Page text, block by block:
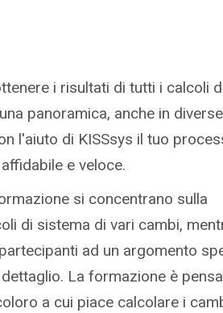
i risultati di tutti i calcoli
panoramica, anche in diverse
l'aiuto di KISSsys il tuo
e veloce.
si concentrano sulla
di sistema di vari cambi,
ad un argomento
La formazione è
a cui piace calcolare i